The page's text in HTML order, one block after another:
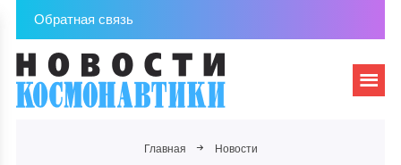
Обратная связь
Главная Новости